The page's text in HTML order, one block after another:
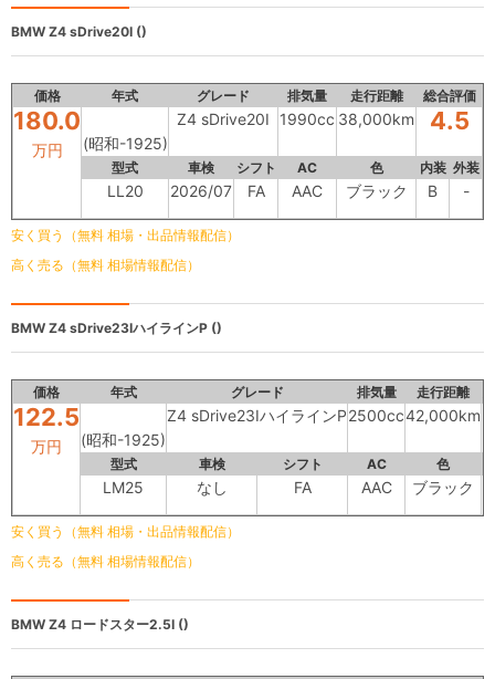
BMW Z4 sDrive20I ()
価格 年式 グレード 排気量 走行距離 総合評価
180.0
万円 (昭和-1925)
Z4 sDrive20I 1990cc 38,000km 4.5
型式 車検 シフト AC 色 内装 外装
LL20 2026/07 FA AAC ブラック B -
安く買う（無料 相場・出品情報配信）
高く売る（無料 相場情報配信）
BMW Z4 sDrive23IハイラインP ()
価格 年式 グレード 排気量 走行距離
122.5
万円 (昭和-1925)
Z4 sDrive23IハイラインP2500cc42,000km
型式 車検 シフト AC 色
LM25 なし FA AAC ブラック
安く買う（無料 相場・出品情報配信）
高く売る（無料 相場情報配信）
BMW Z4 ロードスター2.5I ()